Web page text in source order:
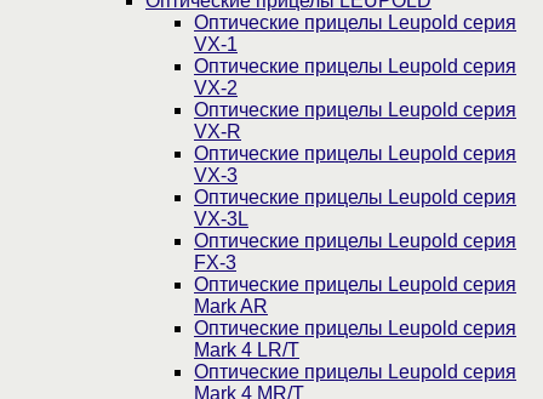
Оптические прицелы Leupold серия
VX-1
Оптические прицелы Leupold серия
VX-2
Оптические прицелы Leupold серия
VX-R
Оптические прицелы Leupold серия
VX-3
Оптические прицелы Leupold серия
VX-3L
Оптические прицелы Leupold серия
FX-3
Оптические прицелы Leupold серия
Mark AR
Оптические прицелы Leupold серия
Mark 4 LR/T
Оптические прицелы Leupold серия
Mark 4 MR/T